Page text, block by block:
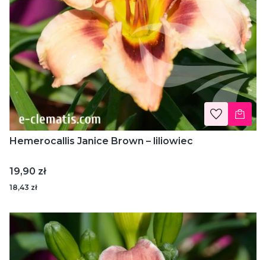
Hemerocallis Janice Brown – liliowiec
Cena
19,90 zł
18,43 zł